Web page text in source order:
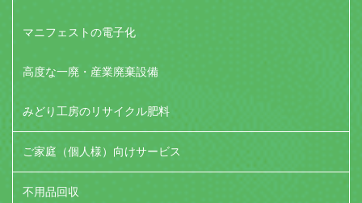
マニフェストの電子化
高度な一廃・産業廃棄設備
みどり工房のリサイクル肥料
ご家庭（個人様）向けサービス
不用品回収